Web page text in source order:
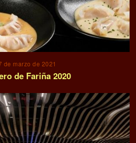
de marzo de 2021
de Fariña 2020